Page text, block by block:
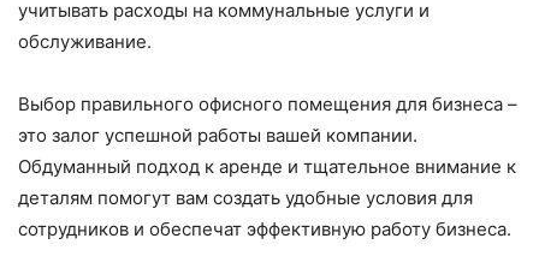
учитывать расходы на коммунальные услуги и
обслуживание.
Выбор правильного офисного помещения для бизнеса –
это залог успешной работы вашей компании.
Обдуманный подход к аренде и тщательное внимание к
деталям помогут вам создать удобные условия для
сотрудников и обеспечат эффективную работу бизнеса.